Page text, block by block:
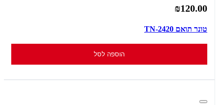
₪120.00
טונר תואם TN-2420
הוספה לסל